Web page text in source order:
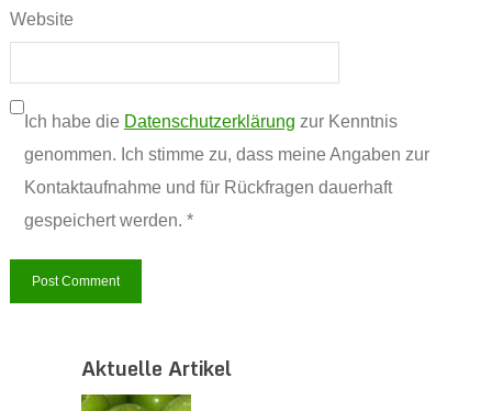
Website
Ich habe die Datenschutzerklärung zur Kenntnis
genommen. Ich stimme zu, dass meine Angaben zur
Kontaktaufnahme und für Rückfragen dauerhaft
gespeichert werden. *
Aktuelle Artikel